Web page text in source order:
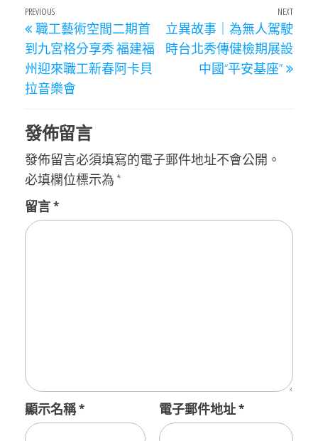
文
章
導
覽
Previous
Post
PREVIOUS
職工藝術空間二期首
到九宮格分享秀 福建福
州迎來職工新春阿卡貝
拉音樂會
Next
Post
NEXT
立異故事｜為無人駕駛
時台北秀傳健檢期展設
中國“平安基座”
發佈留言
發佈留言必須填寫的電子郵件地址不會公開。
必填欄位標示為 *
留言*
顯示名稱* 電子郵件地址*